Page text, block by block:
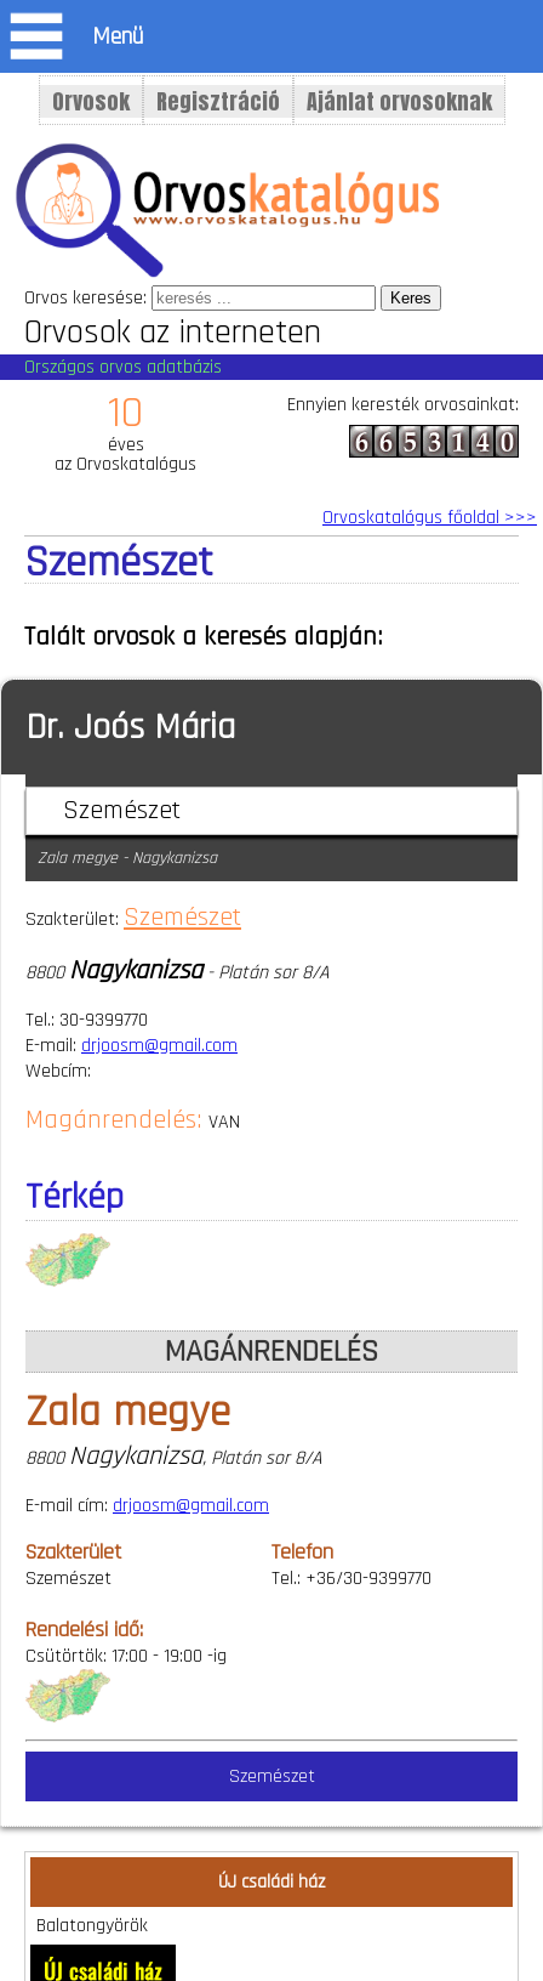
Orvos keresése:
Orvosok az interneten
Országos orvos adatbázis
10
éves
az Orvoskatalógus
Ennyien keresték orvosainkat:
Orvosok Regisztráció Ajánlat orvosoknak
Menü
ÚJ családi ház
Balatongyörök
Orvoskatalógus főoldal >>>
Szemészet
Talált orvosok a keresés alapján:
Dr. Joós Mária
Szemészet
Zala megye - Nagykanizsa
Szakterület: Szemészet
8800Nagykanizsa- Platán sor 8/A
Tel.: 30-9399770
E-mail: drjoosm@gmail.com
Webcím:
Magánrendelés: VAN
Térkép
MAGÁNRENDELÉS
Zala megye
8800Nagykanizsa, Platán sor 8/A
E-mail cím: drjoosm@gmail.com
Szakterület
Szemészet
Telefon
Tel.: +36/30-9399770
Rendelési idő:
Csütörtök: 17:00 - 19:00 -ig
Szemészet